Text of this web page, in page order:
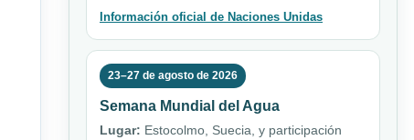
Información oficial de Naciones Unidas
23–27 de agosto de 2026
Semana Mundial del Agua
Lugar: Estocolmo, Suecia, y participación